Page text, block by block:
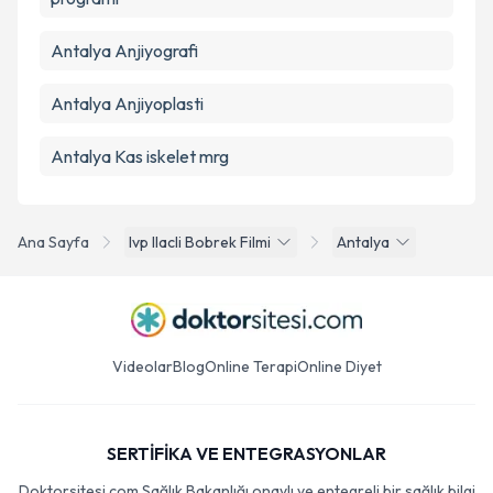
Ana Sayfa Ivp Ilacli Bobrek Filmi Antalya
Antalya Anjiyografi
Antalya Anjiyoplasti
Antalya Kas iskelet mrg
VideolarBlogOnline TerapiOnline Diyet
SERTİFİKA VE ENTEGRASYONLAR